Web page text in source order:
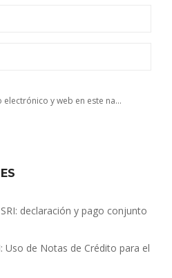
Guarda mi nombre, correo electrónico y web en este navegador para la próxima vez que comente.
declaración y pago conjunto
Uso de Notas de Crédito para el